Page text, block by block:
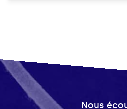
Nous